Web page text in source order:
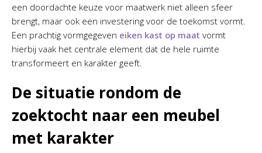
een doordachte keuze voor maatwerk niet alleen sfeer
brengt, maar ook een investering voor de toekomst vormt.
Een prachtig vormgegeven eiken kast op maat vormt
hierbij vaak het centrale element dat de hele ruimte
transformeert en karakter geeft.
De situatie rondom de
zoektocht naar een meubel
met karakter